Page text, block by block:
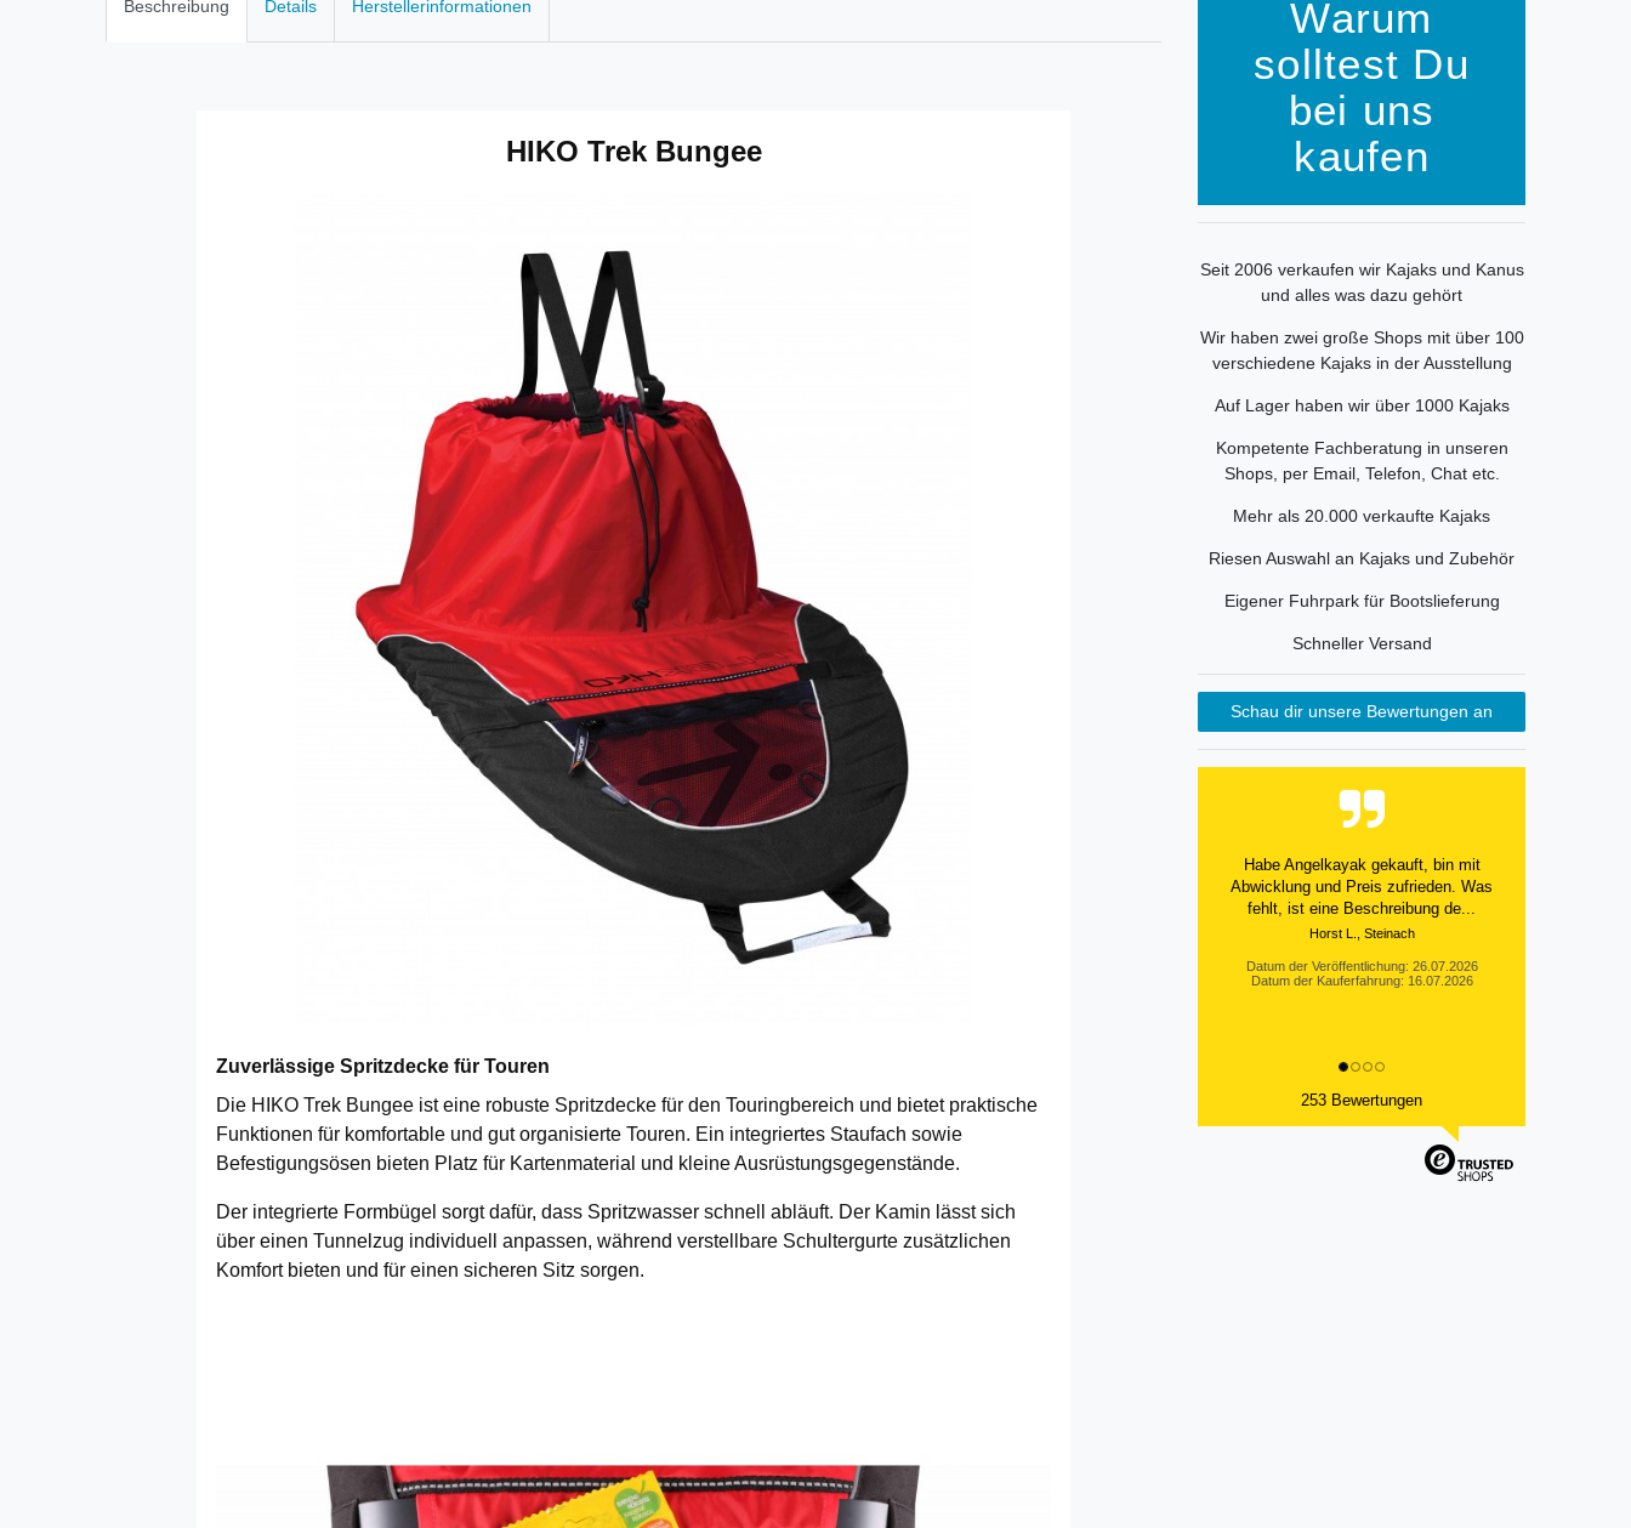
Beschreibung Details Herstellerinformationen
HIKO Trek Bungee
Zuverlässige Spritzdecke für Touren
Die HIKO Trek Bungee ist eine robuste Spritzdecke für den Touringbereich und bietet praktische
Funktionen für komfortable und gut organisierte Touren. Ein integriertes Staufach sowie
Befestigungsösen bieten Platz für Kartenmaterial und kleine Ausrüstungsgegenstände.
Der integrierte Formbügel sorgt dafür, dass Spritzwasser schnell abläuft. Der Kamin lässt sich
über einen Tunnelzug individuell anpassen, während verstellbare Schultergurte zusätzlichen
Komfort bieten und für einen sicheren Sitz sorgen.
Warum
solltest Du
bei uns
kaufen
Seit 2006 verkaufen wir Kajaks und Kanus
und alles was dazu gehört
Wir haben zwei große Shops mit über 100
verschiedene Kajaks in der Ausstellung
Auf Lager haben wir über 1000 Kajaks
Kompetente Fachberatung in unseren
Shops, per Email, Telefon, Chat etc.
Mehr als 20.000 verkaufte Kajaks
Riesen Auswahl an Kajaks und Zubehör
Eigener Fuhrpark für Bootslieferung
Schneller Versand
Schau dir unsere Bewertungen an
Alles bestens
Datum der Veröffentlichung: 25.07.2026
Datum der Kauferfahrung: 18.07.2026
253 Bewertungen